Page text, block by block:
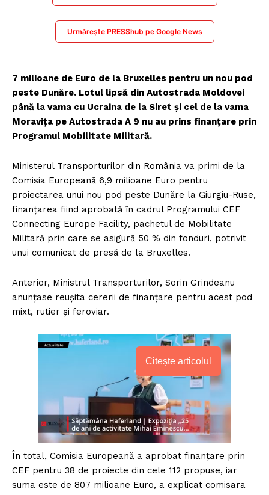
Urmărește PRESShub pe Google News
7 milioane de Euro de la Bruxelles pentru un nou pod
peste Dunăre. Lotul lipsă din Autostrada Moldovei
până la vama cu Ucraina de la Siret și cel de la vama
Moravița pe Autostrada A 9 nu au prins finanțare prin
Programul Mobilitate Militară.
Ministerul Transporturilor din România va primi de la
Comisia Europeană 6,9 milioane Euro pentru
proiectarea unui nou pod peste Dunăre la Giurgiu-Ruse,
finanțarea fiind aprobată în cadrul Programului CEF
Connecting Europe Facility, pachetul de Mobilitate
Militară prin care se asigură 50 % din fonduri, potrivit
unui comunicat de presă de la Bruxelles.
Anterior, Ministrul Transporturilor, Sorin Grindeanu
anunțase reușita cererii de finanțare pentru acest pod
mixt, rutier și feroviar.
Citește articolul
În total, Comisia Europeană a aprobat finanțare prin
CEF pentru 38 de proiecte din cele 112 propuse, iar
suma este de 807 milioane Euro, a explicat comisara